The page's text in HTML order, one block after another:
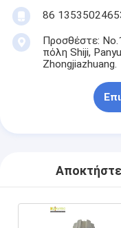
86
Προσθέστε:
πόλη Shiji,
Zhongjiazhuang.
Αποκτήστε